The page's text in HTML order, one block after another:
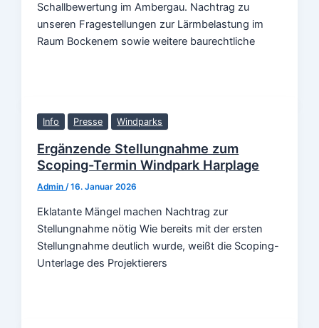
Schallbewertung im Ambergau. Nachtrag zu
unseren Fragestellungen zur Lärmbelastung im
Raum Bockenem sowie weitere baurechtliche
Info Presse Windparks
Ergänzende Stellungnahme zum
Scoping-Termin Windpark Harplage
Admin /16. Januar 2026
Eklatante Mängel machen Nachtrag zur
Stellungnahme nötig Wie bereits mit der ersten
Stellungnahme deutlich wurde, weißt die Scoping-
Unterlage des Projektierers